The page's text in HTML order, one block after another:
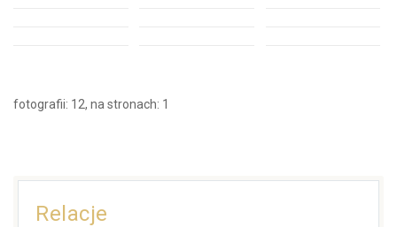
fotografii: 12, na stronach: 1
Relacje